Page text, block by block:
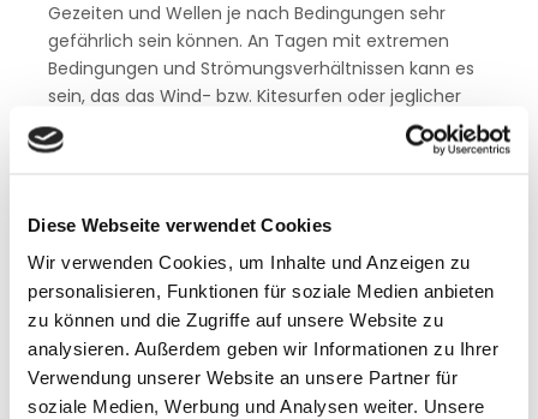
Diese Webseite verwendet Cookies
Wir verwenden Cookies, um Inhalte und Anzeigen zu
personalisieren, Funktionen für soziale Medien anbieten
zu können und die Zugriffe auf unsere Website zu
analysieren. Außerdem geben wir Informationen zu Ihrer
Verwendung unserer Website an unsere Partner für
soziale Medien, Werbung und Analysen weiter. Unsere
Gezeiten und Wellen je nach Bedingungen sehr
gefährlich sein können. An Tagen mit extremen
Bedingungen und Strömungsverhältnissen kann es
sein, das das Wind- bzw. Kitesurfen oder jeglicher
anderer Wassersport aus Sicherheitsgründen
untersagt wird. Eine Rettung ist bei diesen
passieren. Der ION CLUB kann in diesem Fall keine
Vergütung für den Ausfall der Leistung übernehmen.
Revier und Station im Überblick